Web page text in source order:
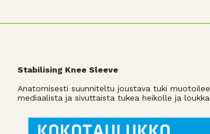
Stabilising Knee Sleeve
Anatomisesti suunniteltu joustava tuki
mediaalista ja sivuttaista tukea heikolle ja